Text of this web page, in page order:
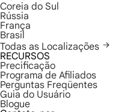
Coreia do Sul
Rússia
França
Brasil
Todas as Localizações
RECURSOS
Precificação
Programa de Afiliados
Perguntas Freqüentes
Guia do Usuário
Blogue